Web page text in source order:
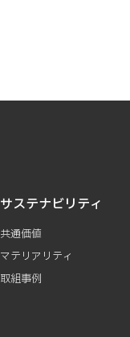
サステナビリティ
共通価値
マテリアリティ
取組事例